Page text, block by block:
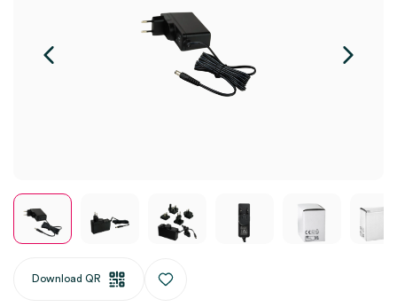
Download QR